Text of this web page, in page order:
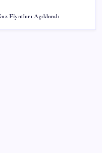
Fiyatları Açıklandı